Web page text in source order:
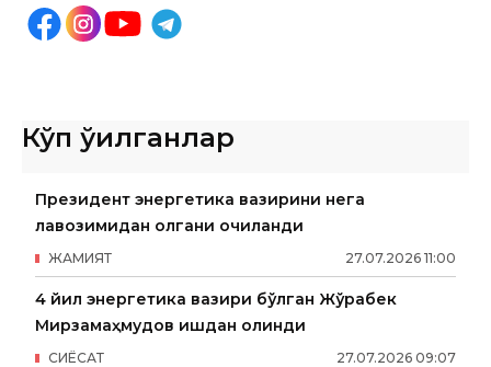
Кўп ўқилганлар
Президент энергетика вазирини нега
лавозимидан олгани очиқланди
27.07.2026 11:00
ЖАМИЯТ
4 йил энергетика вазири бўлган Жўрабек
Мирзамаҳмудов ишдан олинди
27.07.2026 09:07
СИËСАТ